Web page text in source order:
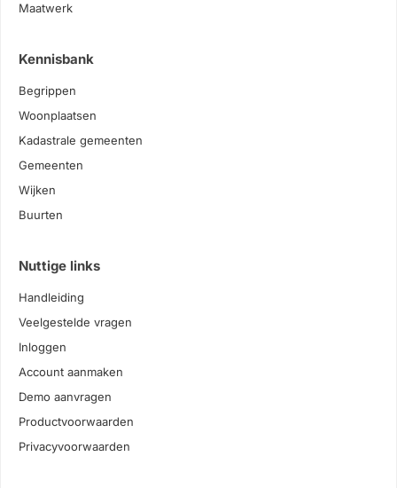
Maatwerk
Kennisbank
Begrippen
Woonplaatsen
Kadastrale gemeenten
Gemeenten
Wijken
Buurten
Nuttige links
Handleiding
Veelgestelde vragen
Inloggen
Account aanmaken
Demo aanvragen
Productvoorwaarden
Privacyvoorwaarden